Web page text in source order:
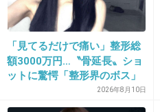
シー行きたーい！
「見てるだけで痛い」整形総
額3000万円…〝骨延長〟ショ
ットに驚愕「整形界のボス」
「そこまでする…？」元キャ
バ嬢まおちゃる
2026年8月10日